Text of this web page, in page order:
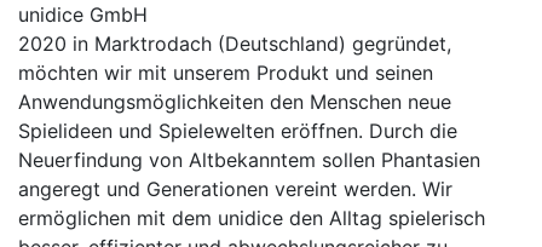
unidice GmbH
2020 in Marktrodach (Deutschland) gegründet,
möchten wir mit unserem Produkt und seinen
Anwendungsmöglichkeiten den Menschen neue
Spielideen und Spielewelten eröffnen. Durch die
Neuerfindung von Altbekanntem sollen Phantasien
angeregt und Generationen vereint werden. Wir
ermöglichen mit dem unidice den Alltag spielerisch